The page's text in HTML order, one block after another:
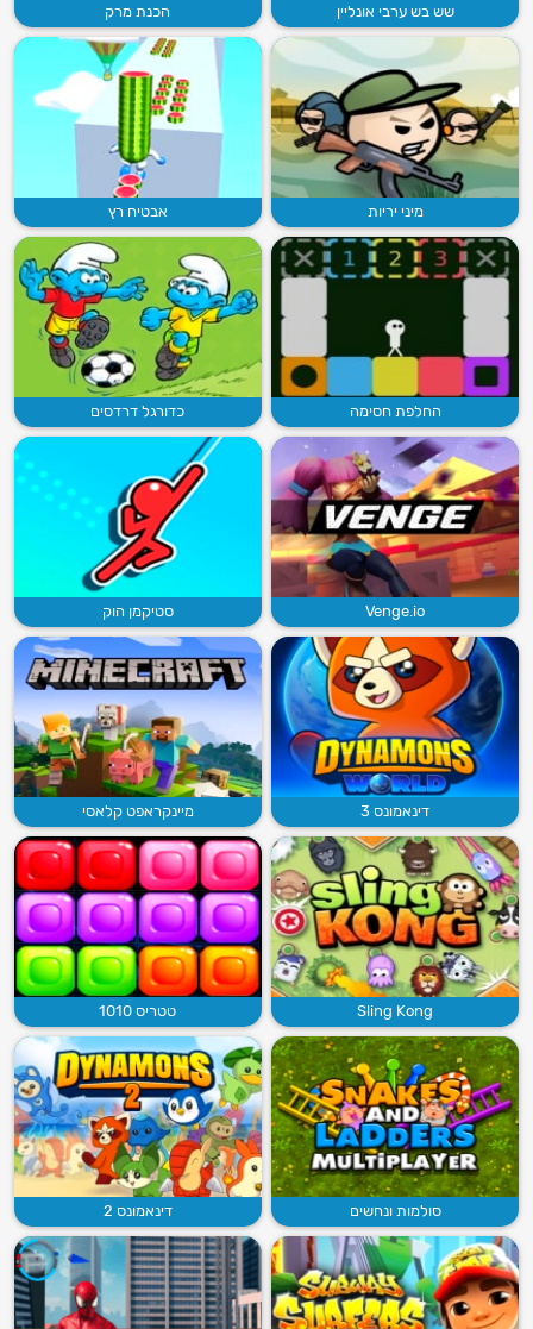
שש בש ערבי אונליין הכנת מרק
מיני יריות אבטיח רץ
החלפת חסימה כדורגל דרדסים
Venge.io סטיקמן הוק
דינאמונס 3 מיינקראפט קלאסי
Sling Kong טטריס 1010
סולמות ונחשים דינאמונס 2